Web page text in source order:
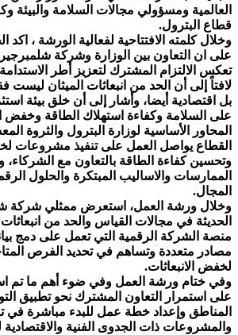
العالمية ومسؤولي مجالات السلامة والبيئة
قطاع البترول.
وخلال كلمته الافتتاحية لفعالية الورشة ، اكد
على ان التعاون بين الوزارة وشركة
تعكس الالتزام المشترك لتعزيز أطر
لافتاً إلى أن الحد من انبعاثات الميثان ليست
بل اقتصادية أيضا، وأشار إلى أن خلق بيئة
على السلامة وكفاءة استهلاك الطاقة وخفض
المحاور الأساسية لوزارة البترول والثروة
القطاع يواصل العمل على تنفيذ مشروعات
وتحسين كفاءة الطاقة بالتعاون مع
الممارسات والاساليب المبتكرة والحلول
المجال.
وخلال ورشة العمل، استعرض ممثلي شركة
الحديثة في مجالات القياس والحد من انبعاثات
منصة الشركة الرقمية التي تعمل على دمج
مصادر متعددة وتساهم في تحديد الفرص
لخفض الانبعاثات.
وفي ختام ورشة العمل وفي ضوء أهم ما تم
على استمرار التعاون المشترك نحو تطبيق
المناطق وإعداد خطة عمل للبدء مباشرة في
والمشروعات ذات الجدوى الفنية والاقتصادية